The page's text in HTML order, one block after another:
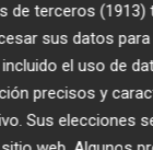
de terceros (1913)
sus datos
el uso de
precisos y
Sus elecciones